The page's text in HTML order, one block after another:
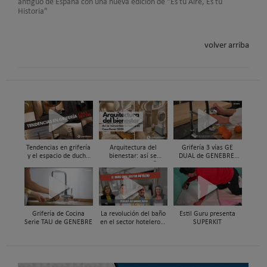
antiguo de España con una nueva edición de "Es tu Aire, Es tu
Historia"
volver arriba
Tendencias en grifería
y el espacio de ducha
2026
Arquitectura del
bienestar: así se
en Casa Decor 2026
Grifería 3 vías GE
DUAL de GENEBRE,
sistemas de filtrado de
agua y ósmosis
Grifería de Cocina
Serie TAU de GENEBRE
La revolución del baño
en el sector hotelero |
Estil Guru presenta
SUPERKIT